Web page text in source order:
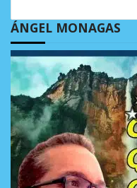
ÁNGEL MONAGAS